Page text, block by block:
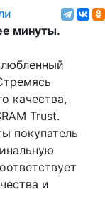
минуты.
качества,
Trust.
покупатель
и